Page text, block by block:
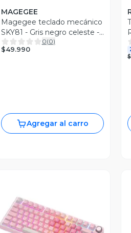
MAGEGEE
Magegee teclado mecánico
SKY81 - Gris negro celeste -
inalámbrico español
0(0)
$49.990
Agregar al carro